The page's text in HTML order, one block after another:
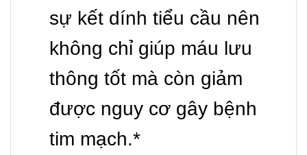
sự kết dính tiểu cầu nên
không chỉ giúp máu lưu
thông tốt mà còn giảm
được nguy cơ gây bệnh
tim mạch.*